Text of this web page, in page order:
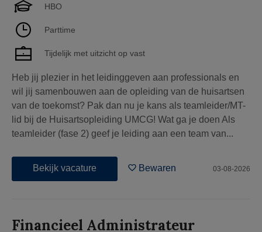
HBO
Parttime
Tijdelijk met uitzicht op vast
Heb jij plezier in het leidinggeven aan professionals en
wil jij samenbouwen aan de opleiding van de huisartsen
van de toekomst? Pak dan nu je kans als teamleider/MT-
lid bij de Huisartsopleiding UMCG! Wat ga je doen Als
teamleider (fase 2) geef je leiding aan een team van...
Bekijk vacature Bewaren 03-08-2026
Financieel Administrateur